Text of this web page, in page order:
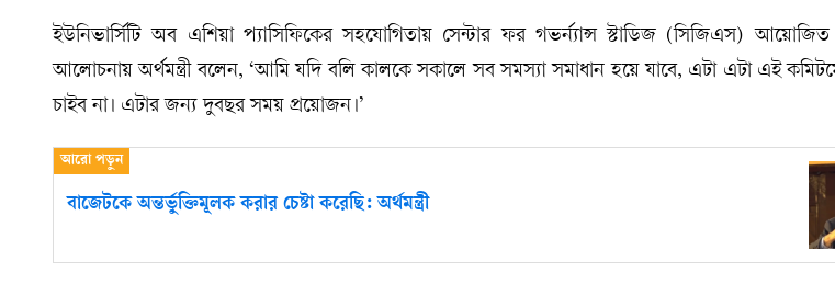
ইউনিভার্সিটি অব এশিয়া প্যাসিফিকের সহযোগিতায় সেন্টার ফর গভর্ন্যান্স স্টাডিজ (সিজিএস) আয়োজিত
আলোচনায় অর্থমন্ত্রী বলেন, ‘আমি যদি বলি কালকে সকালে সব সমস্যা সমাধান হয়ে যাবে, এটা এটা এই
চাইব না। এটার জন্য দুবছর সময় প্রয়োজন।’
বাজেটকে অন্তর্ভুক্তিমূলক করার চেষ্টা করেছি: অর্থমন্ত্রী